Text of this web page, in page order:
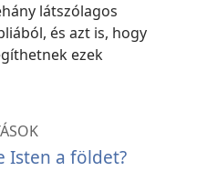
látszólagos
és azt is, hogy
ezek
Isten a földet?